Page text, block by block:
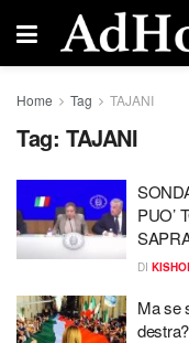
Home Tag TAJANI
Tag: TAJANI
PUO’
DI
Ma se
destra? ​